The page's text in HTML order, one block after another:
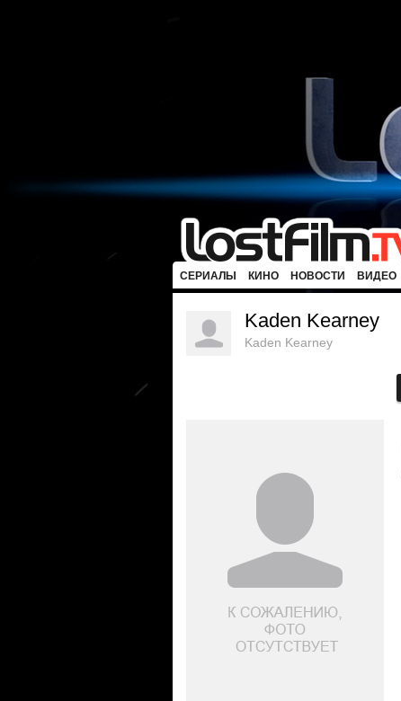
СЕРИАЛЫ КИНО НОВОСТИ ВИДЕО
Kaden Kearney
Kaden Kearney